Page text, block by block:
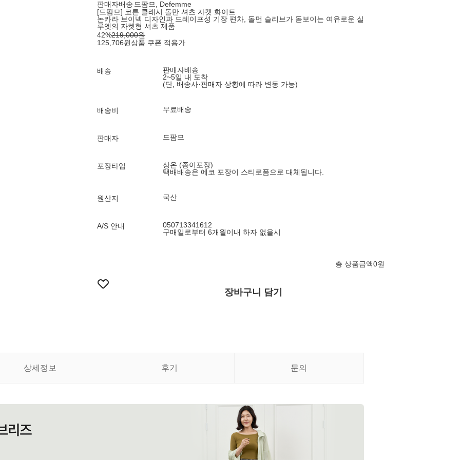
판매자배송 드팜므, Defemme
[드팜므] 코튼 클래시 돌만 셔츠 자켓 화이트
논카라 브이넥 디자인과 드레이프성 기장 편차, 돌먼 슬리브가 돋보이는 여유로운 실
루엣의 자켓형 셔츠 제품
42%219,000원
125,706원상품 쿠폰 적용가
배송
판매자배송
2~5일 내 도착
(단, 배송사·판매자 상황에 따라 변동 가능)
배송비 무료배송
판매자 드팜므
포장타입
상온 (종이포장)
택배배송은 에코 포장이 스티로폼으로 대체됩니다.
원산지 국산
A/S 안내
050713341612
구매일로부터 6개월이내 하자 없을시
총 상품금액0원
장바구니 담기
상세정보 후기 문의